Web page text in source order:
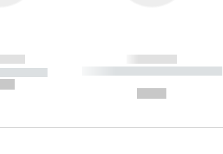
-----------
------------
----------- ----------- ----------